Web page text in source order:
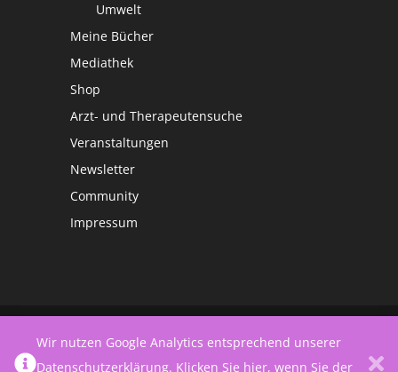
Umwelt
Meine Bücher
Mediathek
Shop
Arzt- und Therapeutensuche
Veranstaltungen
Newsletter
Community
Impressum
Wir nutzen Google Analytics entsprechend unserer
Datenschutzerklärung. Klicken Sie hier, wenn Sie der